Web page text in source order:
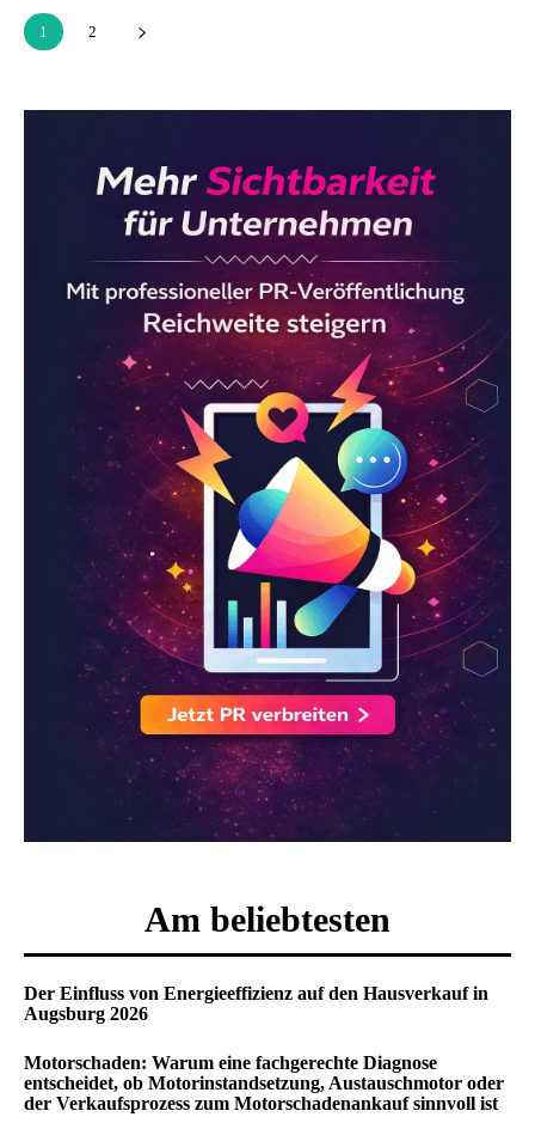
1 2
Am beliebtesten
Der Einfluss von Energieeffizienz auf den Hausverkauf in
Augsburg 2026
Motorschaden: Warum eine fachgerechte Diagnose
entscheidet, ob Motorinstandsetzung, Austauschmotor oder
der Verkaufsprozess zum Motorschadenankauf sinnvoll ist